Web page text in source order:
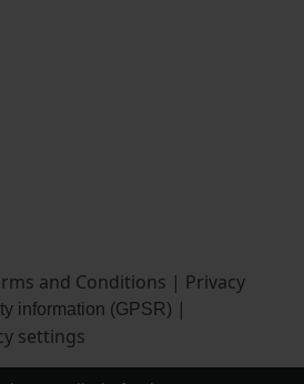
and Conditions | Privacy
information (GPSR) |
settings